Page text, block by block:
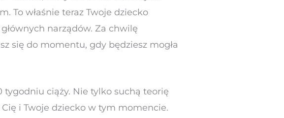
To właśnie teraz Twoje dziecko
narządów. Za chwilę
się do momentu, gdy będziesz mogła
ciąży. Nie tylko suchą teorię
i Twoje dziecko w tym momencie.